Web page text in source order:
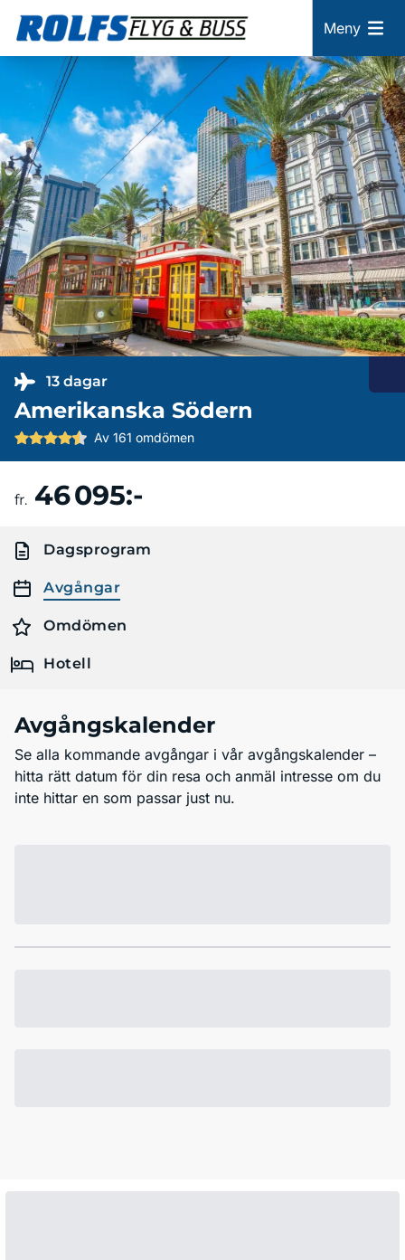
Meny
13 dagar
Amerikanska Södern
Av 161 omdömen
fr. 46 095:-
Dagsprogram
Avgångar
Omdömen
Hotell
Avgångskalender
Se alla kommande avgångar i vår avgångskalender –
hitta rätt datum för din resa och anmäl intresse om du
inte hittar en som passar just nu.